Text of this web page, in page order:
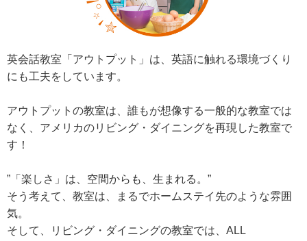
英会話教室「アウトプット」は、英語に触れる環境づくり
にも工夫をしています。
アウトプットの教室は、誰もが想像する一般的な教室では
なく、アメリカのリビング・ダイニングを再現した教室で
す！
”「楽しさ」は、空間からも、生まれる。”
そう考えて、教室は、まるでホームステイ先のような雰囲
気。
そして、リビング・ダイニングの教室では、ALL